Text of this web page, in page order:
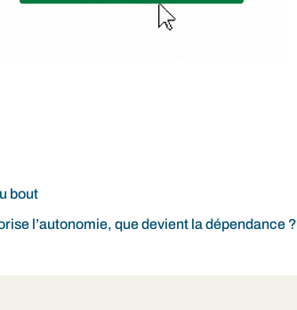
bout
l’autonomie, que devient la dépendance ?